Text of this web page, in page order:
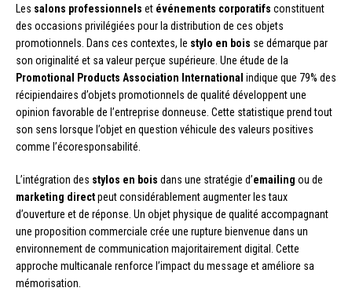
Les salons professionnels et événements corporatifs constituent
des occasions privilégiées pour la distribution de ces objets
promotionnels. Dans ces contextes, le stylo en bois se démarque par
son originalité et sa valeur perçue supérieure. Une étude de la
Promotional Products Association International indique que 79% des
récipiendaires d’objets promotionnels de qualité développent une
opinion favorable de l’entreprise donneuse. Cette statistique prend tout
son sens lorsque l’objet en question véhicule des valeurs positives
comme l’écoresponsabilité.
L’intégration des stylos en bois dans une stratégie d’emailing ou de
marketing directpeut considérablement augmenter les taux
d’ouverture et de réponse. Un objet physique de qualité accompagnant
une proposition commerciale crée une rupture bienvenue dans un
environnement de communication majoritairement digital. Cette
approche multicanale renforce l’impact du message et améliore sa
mémorisation.